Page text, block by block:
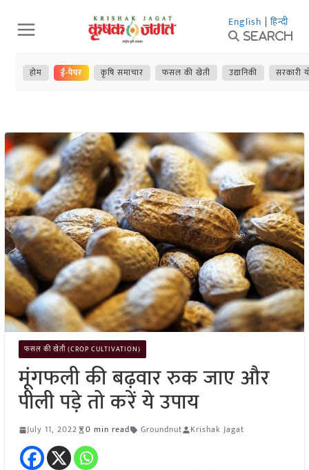
Skip
to
content
English | हिन्दी
Search
होम ई-पेपर कृषि समाचार फसल की खेती उद्यानिकी सरकारी
फसल की खेती (CROP CULTIVATION)
मूंगफली की बढ़वार रुक जाए और
पीली पड़े तो करें ये उपाय
July 11, 2022 0 min read Groundnut Krishak Jagat